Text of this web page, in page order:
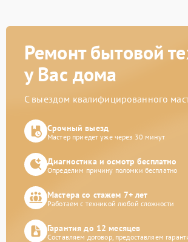
Ремонт бытовой
у Вас дома
С выездом квалифицированного
Срочный выезд
Мастер приедет уже через 30 минут
Диагностика и осмотр бесплатно
Определим причину поломки бесплатно
Мастера со стажем 7+ лет
Работаем с техникой любой сложности
Гарантия до 12 месяцев
Составляем договор, предоставляем